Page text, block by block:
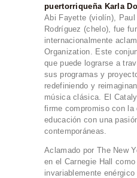
puertorriqueña Karla
Abi Fayette (violín),
Rodríguez (chelo), fue
internacionalmente
Organization. Este
que puede lograrse a
sus programas y
redefiniendo y
música clásica. El
firme compromiso con la
educación con una
contemporáneas.
Aclamado por The New
en el Carnegie Hall como
invariablemente